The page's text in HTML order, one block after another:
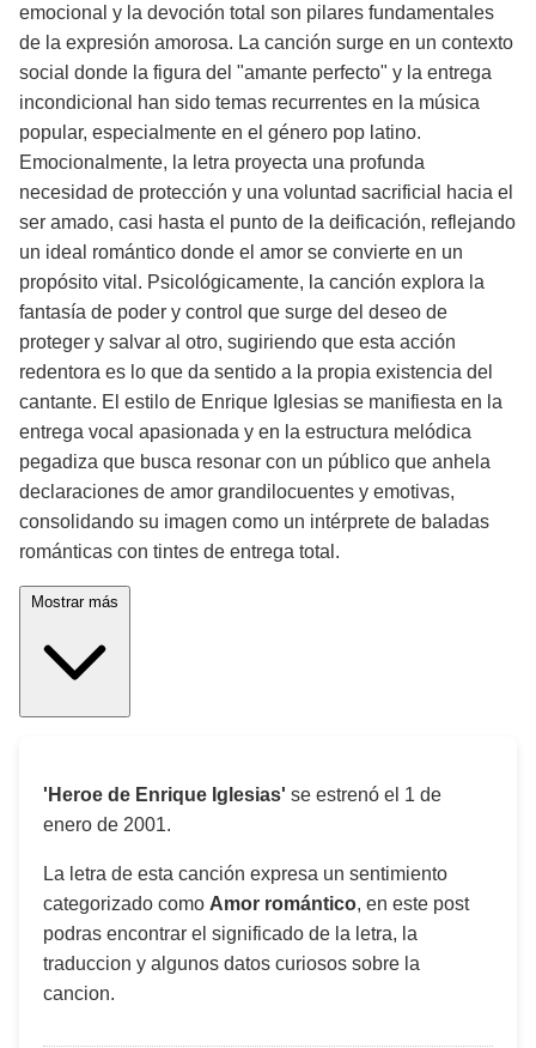
emocional y la devoción total son pilares fundamentales
de la expresión amorosa. La canción surge en un contexto
social donde la figura del "amante perfecto" y la entrega
incondicional han sido temas recurrentes en la música
popular, especialmente en el género pop latino.
Emocionalmente, la letra proyecta una profunda
necesidad de protección y una voluntad sacrificial hacia el
ser amado, casi hasta el punto de la deificación, reflejando
un ideal romántico donde el amor se convierte en un
propósito vital. Psicológicamente, la canción explora la
fantasía de poder y control que surge del deseo de
proteger y salvar al otro, sugiriendo que esta acción
redentora es lo que da sentido a la propia existencia del
cantante. El estilo de Enrique Iglesias se manifiesta en la
entrega vocal apasionada y en la estructura melódica
pegadiza que busca resonar con un público que anhela
declaraciones de amor grandilocuentes y emotivas,
consolidando su imagen como un intérprete de baladas
románticas con tintes de entrega total.
'Heroe de Enrique Iglesias' se estrenó el 1 de
enero de 2001.
La letra de esta canción expresa un sentimiento
categorizado como Amor romántico, en este post
podras encontrar el significado de la letra, la
traduccion y algunos datos curiosos sobre la
cancion.